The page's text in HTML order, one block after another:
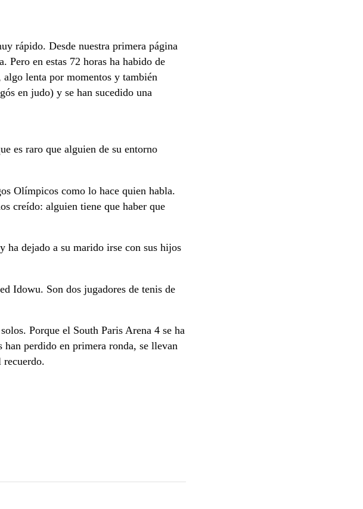
rápido. Desde nuestra primera página
Pero en estas 72 horas ha habido de
lenta por momentos y también
en judo) y se han sucedido una
es raro que alguien de su entorno
Olímpicos como lo hace quien habla.
creído: alguien tiene que haber que
ha dejado a su marido irse con sus hijos
Idowu. Son dos jugadores de tenis de
Porque el South Paris Arena 4 se ha
perdido en primera ronda, se llevan
recuerdo.